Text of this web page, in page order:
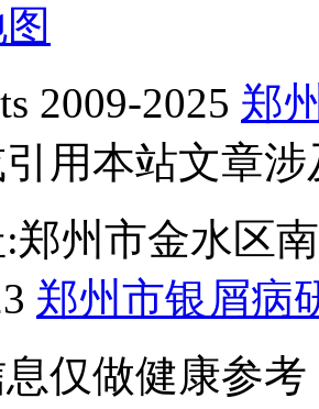
2009-2025 郑
用本站文章
郑州市金水区
郑州市银屑病
仅做健康参